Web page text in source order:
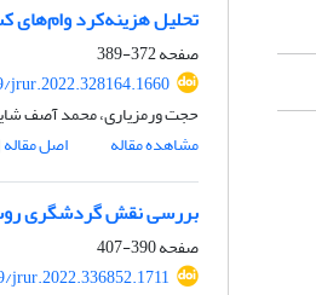
تحلیل هزینه‌‏کرد
صفحه372-389
jrur.2022.328164.1660
حجت ورمزیاری، محمد آصف
مشاهده مقاله
اصل مقاله
بررسی نقش گردشگری
صفحه390-407
jrur.2022.336852.1711